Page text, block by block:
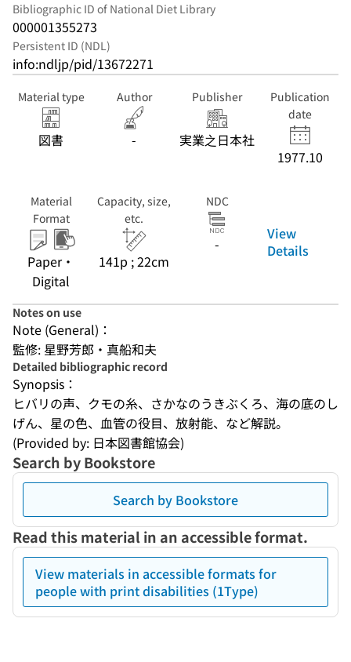
Bibliographic ID of National Diet Library
000001355273
Persistent ID (NDL)
info:ndljp/pid/13672271
Material type
図書
Author
-
Publisher
実業之日本社
Publication
date
1977.10
Material
Format
Paper・
Digital
Capacity, size,
etc.
141p ; 22cm
NDC
-
View
Details
Notes on use
Note (General)：
監修: 星野芳郎・真船和夫
Detailed bibliographic record
Synopsis：
ヒバリの声、クモの糸、さかなのうきぶくろ、海の底のし
げん、星の色、血管の役目、放射能、など解説。
(Provided by: 日本図書館協会)
Search by Bookstore
Search by Bookstore
Read this material in an accessible format.
View materials in accessible formats for
people with print disabilities (1Type)